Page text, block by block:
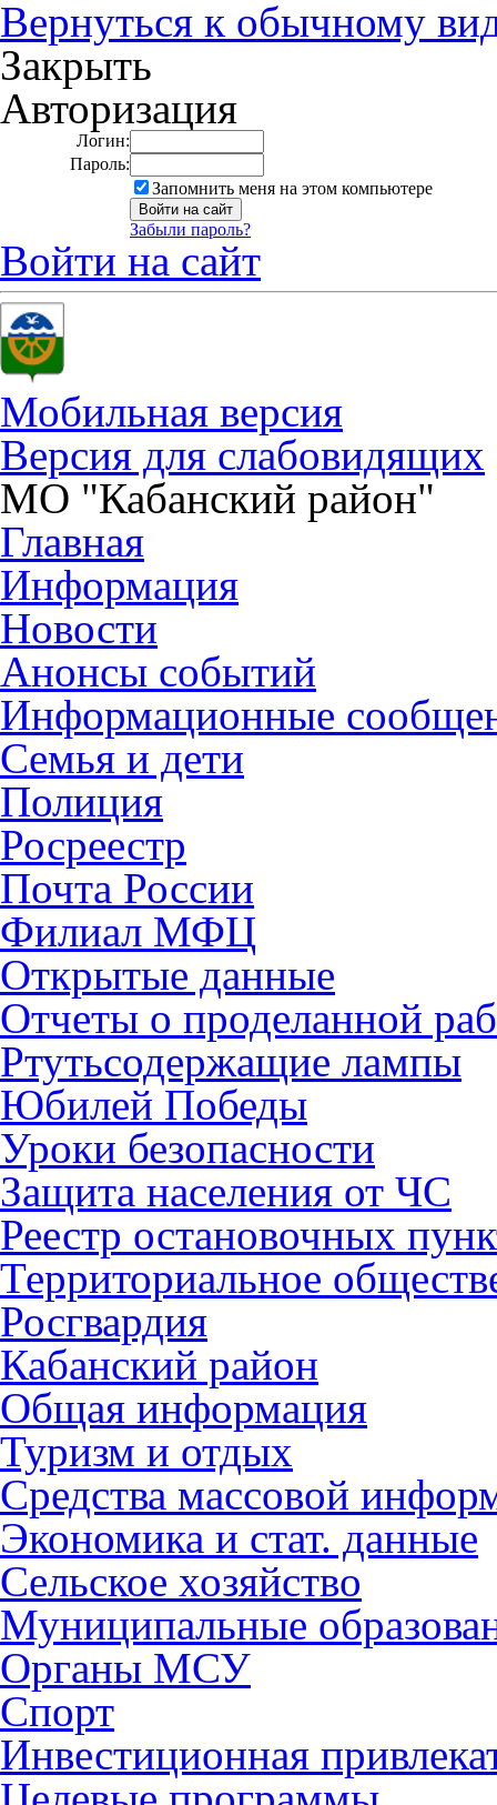
Вернуться к обычному
Закрыть
Авторизация
Логин:
Пароль:
Запомнить меня на этом компьютере
Забыли пароль?
Войти на сайт
Мобильная версия
Версия для слабовидящих
МО "Кабанский район"
Главная
Информация
Новости
Анонсы событий
Информационные
Семья и дети
Полиция
Росреестр
Почта России
Филиал МФЦ
Открытые данные
Отчеты о проделанной
Ртутьсодержащие лампы
Юбилей Победы
Уроки безопасности
Защита населения от ЧС
Реестр остановочных
Территориальное
Росгвардия
Кабанский район
Общая информация
Туризм и отдых
Средства массовой
Экономика и стат. данные
Сельское хозяйство
Муниципальные
Органы МСУ
Спорт
Инвестиционная